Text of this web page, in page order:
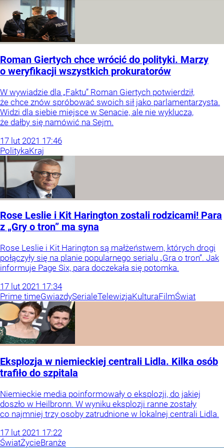
Roman Giertych chce wrócić do polityki. Marzy
o weryfikacji wszystkich prokuratorów
W wywiadzie dla „Faktu” Roman Giertych potwierdził,
że chce znów spróbować swoich sił jako parlamentarzysta.
Widzi dla siebie miejsce w Senacie, ale nie wyklucza,
że dałby się namówić na Sejm.
17 lut 2021 17:46
PolitykaKraj
Rose Leslie i Kit Harington zostali rodzicami! Para
z „Gry o tron” ma syna
Rose Leslie i Kit Harington są małżeństwem, których drogi
połączyły się na planie popularnego serialu „Gra o tron”. Jak
informuje Page Six, para doczekała się potomka.
17 lut 2021 17:34
Prime timeGwiazdySerialeTelewizjaKulturaFilmŚwiat
Eksplozja w niemieckiej centrali Lidla. Kilka osób
trafiło do szpitala
Niemieckie media poinformowały o eksplozji, do jakiej
doszło w Heilbronn. W wyniku eksplozji ranne zostały
co najmniej trzy osoby zatrudnione w lokalnej centrali Lidla.
17 lut 2021 17:22
ŚwiatŻycieBranże